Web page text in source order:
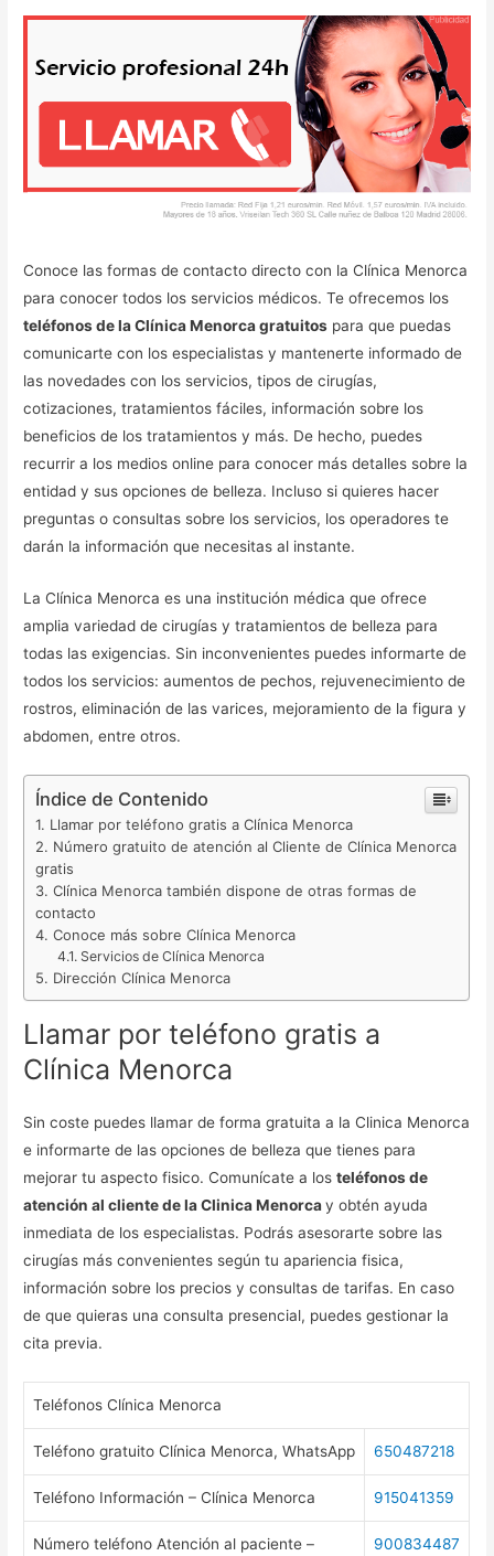
Conoce las formas de contacto directo con la Clínica Menorca
para conocer todos los servicios médicos. Te ofrecemos los
teléfonos de la Clínica Menorca gratuitos para que puedas
comunicarte con los especialistas y mantenerte informado de
las novedades con los servicios, tipos de cirugías,
cotizaciones, tratamientos fáciles, información sobre los
beneficios de los tratamientos y más. De hecho, puedes
recurrir a los medios online para conocer más detalles sobre la
entidad y sus opciones de belleza. Incluso si quieres hacer
preguntas o consultas sobre los servicios, los operadores te
darán la información que necesitas al instante.
La Clínica Menorca es una institución médica que ofrece
amplia variedad de cirugías y tratamientos de belleza para
todas las exigencias. Sin inconvenientes puedes informarte de
todos los servicios: aumentos de pechos, rejuvenecimiento de
rostros, eliminación de las varices, mejoramiento de la figura y
abdomen, entre otros.
Índice de Contenido
Llamar por teléfono gratis a Clínica Menorca
Número gratuito de atención al Cliente de Clínica Menorca
gratis
Clínica Menorca también dispone de otras formas de
contacto
Conoce más sobre Clínica Menorca
Servicios de Clínica Menorca
Dirección Clínica Menorca
Llamar por teléfono gratis a
Clínica Menorca
Sin coste puedes llamar de forma gratuita a la Clinica Menorca
e informarte de las opciones de belleza que tienes para
mejorar tu aspecto fisico. Comunícate a losteléfonos de
atención al cliente de la Clinica Menorcay obtén ayuda
inmediata de los especialistas. Podrás asesorarte sobre las
cirugías más convenientes según tu apariencia fisica,
información sobre los precios y consultas de tarifas. En caso
de que quieras una consulta presencial, puedes gestionar la
cita previa.
Teléfonos Clínica Menorca
Teléfono gratuito Clínica Menorca, WhatsApp 650487218
Teléfono Información – Clínica Menorca 915041359
Número teléfono Atención al paciente –
900834487